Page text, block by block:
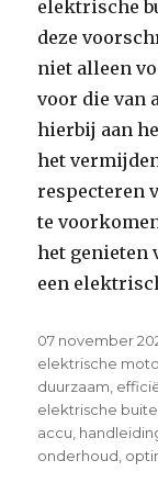
elektrische
deze
niet alleen
voor die van
hierbij aan
het
respecteren
te
het genieten
een
Posted
on
07 november
elektrische
duurzaam
elektrische
accu
onderhoud